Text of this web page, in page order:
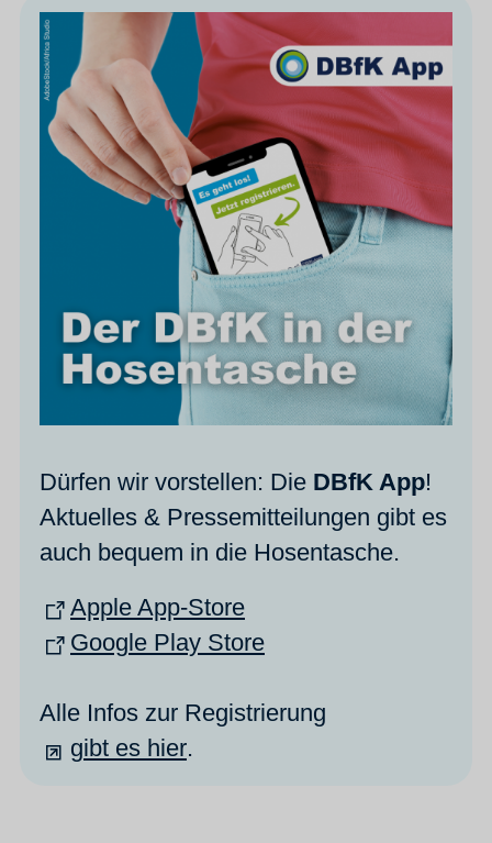
Dürfen wir vorstellen: Die DBfK App!
Aktuelles & Pressemitteilungen gibt es
auch bequem in die Hosentasche.
Apple App-Store
Google Play Store
Alle Infos zur Registrierung
gibt es hier.